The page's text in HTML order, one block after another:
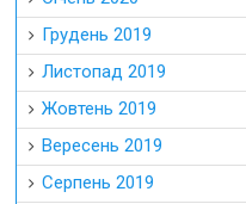
Грудень 2019
Листопад 2019
Жовтень 2019
Вересень 2019
Серпень 2019